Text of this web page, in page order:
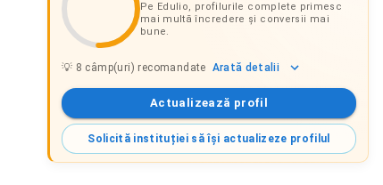
Pe Edulio, profilurile complete primesc
mai multă încredere și conversii mai
bune.
💡 8 câmp(uri) recomandate Arată detalii
Actualizează profil
Solicită instituției să își actualizeze profilul